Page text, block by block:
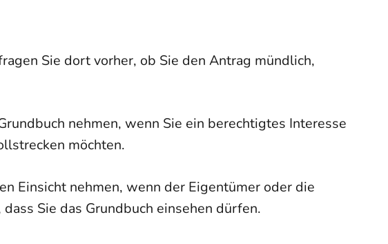
Sie dort vorher, ob Sie den Antrag mündlich,
nehmen, wenn Sie ein berechtigtes Interesse
möchten.
Einsicht nehmen, wenn der Eigentümer oder die
Sie das Grundbuch einsehen dürfen.